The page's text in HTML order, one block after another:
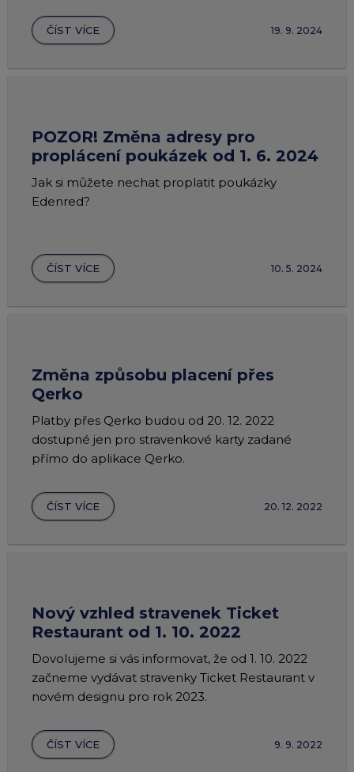
ČÍST VÍCE 19. 9. 2024
POZOR! Změna adresy pro
proplácení poukázek od 1. 6. 2024
Jak si můžete nechat proplatit poukázky
Edenred?
ČÍST VÍCE 10. 5. 2024
Změna způsobu placení přes
Qerko
Platby přes Qerko budou od 20. 12. 2022
dostupné jen pro stravenkové karty zadané
přímo do aplikace Qerko.
ČÍST VÍCE 20. 12. 2022
Nový vzhled stravenek Ticket
Restaurant od 1. 10. 2022
Dovolujeme si vás informovat, že od 1. 10. 2022
začneme vydávat stravenky Ticket Restaurant v
novém designu pro rok 2023.
ČÍST VÍCE 9. 9. 2022